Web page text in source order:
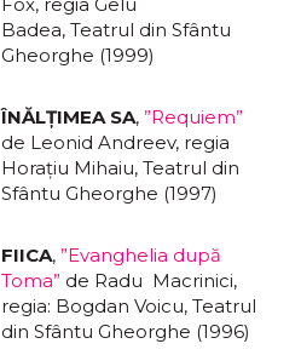
Badea, Teatrul din Sfântu
Gheorghe (1999)
ÎNĂLŢIMEA SA, ”Requiem”
de Leonid Andreev, regia
Horaţiu Mihaiu, Teatrul din
Sfântu Gheorghe (1997)
FIICA, ”Evanghelia după
Toma” de Radu Macrinici,
regia: Bogdan Voicu, Teatrul
din Sfântu Gheorghe (1996)